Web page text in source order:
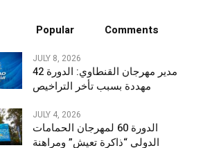
Popular Comments
JULY 8, 2026
مدير مهرجان القنطاوي: الدورة 42
مهددة بسبب تأخر التراخيص
JULY 4, 2026
الدورة 60 لمهرجان الحمامات
الدولي “ذاكرة تعيش” ومراهنة